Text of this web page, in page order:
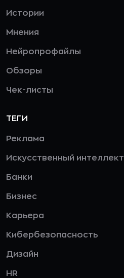
Истории
Мнения
Нейропрофайлы
Обзоры
Чек-листы
ТЕГИ
Реклама
Искусственный интеллект
Банки
Бизнес
Карьера
Кибербезопасность
Дизайн
HR